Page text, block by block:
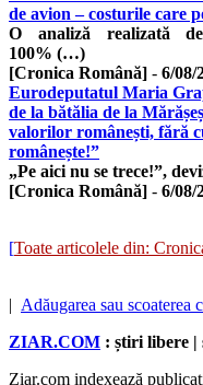
de avion – costurile care
O analiză realizată
100% (…)
[Cronica Română] - 6/08/
Eurodeputatul Maria
de la bătălia de la
valorilor românești, fără
românește!”
„Pe aici nu se trece!”,
[Cronica Română] - 6/08/
[Toate articolele din:
| Adăugarea sau
ZIAR.COM : știri libere |
Ziar.com indexează